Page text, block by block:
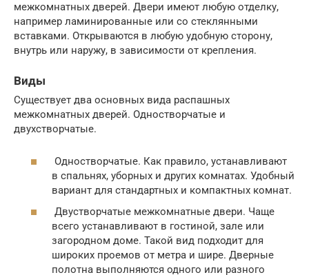
межкомнатных дверей. Двери имеют любую отделку,
например ламинированные или со стеклянными
вставками. Открываются в любую удобную сторону,
внутрь или наружу, в зависимости от крепления.
Виды
Существует два основных вида распашных
межкомнатных дверей. Одностворчатые и
двухстворчатые.
Одностворчатые. Как правило, устанавливают
в спальнях, уборных и других комнатах. Удобный
вариант для стандартных и компактных комнат.
Двустворчатые межкомнатные двери. Чаще
всего устанавливают в гостиной, зале или
загородном доме. Такой вид подходит для
широких проемов от метра и шире. Дверные
полотна выполняются одного или разного